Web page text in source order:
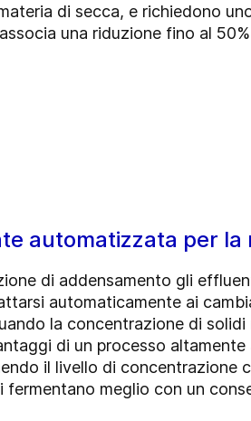
di secca, e richiedono
una riduzione fino al
automatizzata per la
di addensamento gli
automaticamente ai
la concentrazione di
di un processo
il livello di concentrazione
meglio con un